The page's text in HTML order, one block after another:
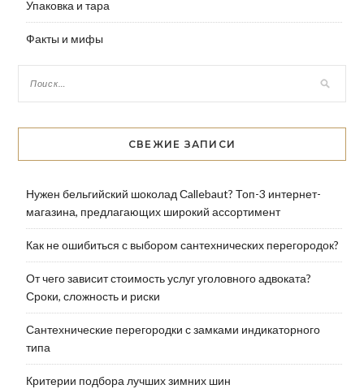
Упаковка и тара
Факты и мифы
СВЕЖИЕ ЗАПИСИ
Нужен бельгийский шоколад Сallebaut? Топ-3 интернет-
магазина, предлагающих широкий ассортимент
Как не ошибиться с выбором сантехнических перегородок?
От чего зависит стоимость услуг уголовного адвоката?
Сроки, сложность и риски
Сантехнические перегородки с замками индикаторного
типа
Критерии подбора лучших зимних шин